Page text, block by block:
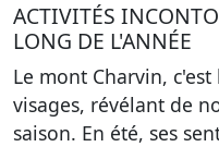
ACTIVITÉS
LONG DE L'ANNÉE
Le mont Charvin,
visages, révélant de
saison. En été, ses